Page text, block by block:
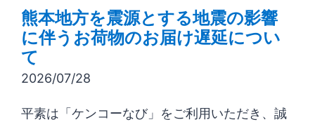
熊本地方を震源とする地震の影響
に伴うお荷物のお届け遅延につい
て
2026/07/28
平素は「ケンコーなび」をご利用いただき、誠